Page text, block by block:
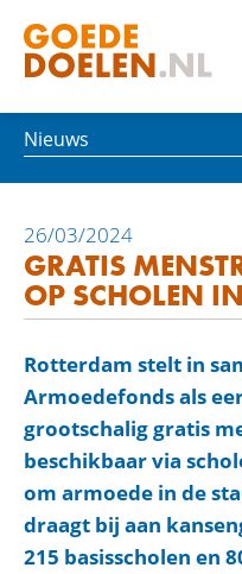
Nieuws
26/03/2024
GRATIS
OP SCHOLEN
Rotterdam stelt in
Armoedefonds als
grootschalig gratis
beschikbaar via
om armoede in de
draagt bij aan
215 basisscholen en